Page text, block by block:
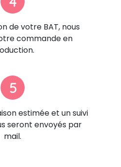
de votre BAT, nous
commande en
5
estimée et un suivi
seront envoyés par
mail.